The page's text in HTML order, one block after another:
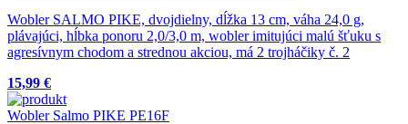
Wobler SALMO PIKE, dvojdielny, dĺžka 13 cm, váha 24,0 g,
plávajúci, hĺbka ponoru 2,0/3,0 m, wobler imitujúci malú šťuku s
agresívnym chodom a strednou akciou, má 2 trojháčiky č. 2
15,99 €
Wobler Salmo PIKE PE16F